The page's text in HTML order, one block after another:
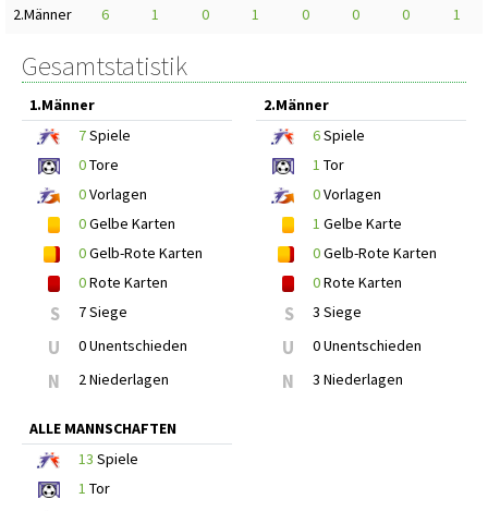
2.Männer
6 1 0 1 0 0 0 1
Gesamtstatistik
1.Männer
7Spiele
0Tore
0Vorlagen
0Gelbe Karten
0Gelb-Rote Karten
0Rote Karten
S 7 Siege
U 0 Unentschieden
N 2 Niederlagen
2.Männer
6Spiele
1 Tor
0Vorlagen
1 Gelbe Karte
0Gelb-Rote Karten
0Rote Karten
S 3 Siege
U 0 Unentschieden
N 3 Niederlagen
ALLE MANNSCHAFTEN
13 Spiele
1 Tor